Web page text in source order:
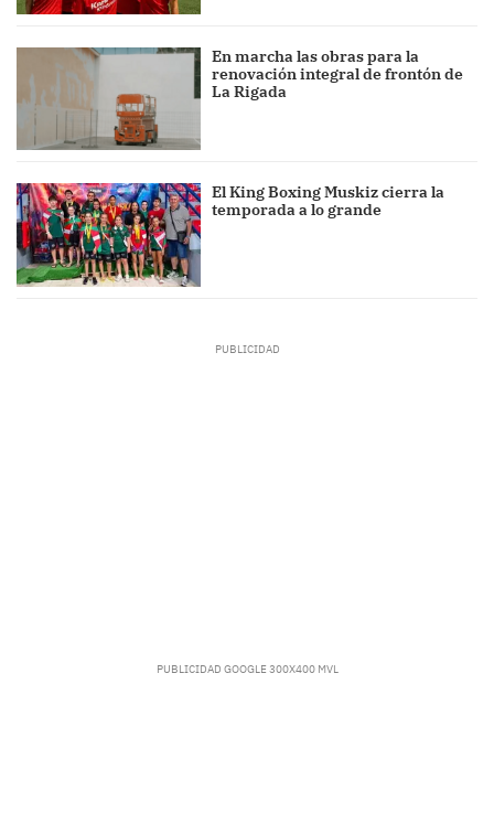
En marcha las obras para la
renovación integral de frontón de
La Rigada
El King Boxing Muskiz cierra la
temporada a lo grande